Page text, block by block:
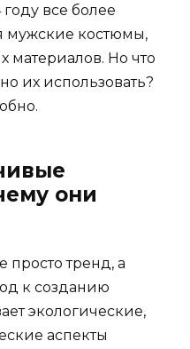
все более
мужские костюмы,
материалов. Но что
их использовать?
они
просто тренд, а
к созданию
экологические,
аспекты